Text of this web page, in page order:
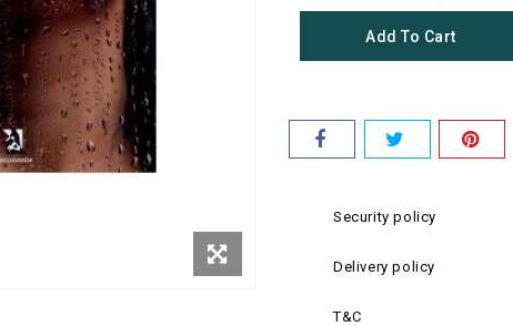
Add To Cart
Security policy
Delivery policy
T&C